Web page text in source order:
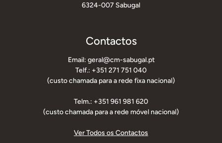
6324-007 Sabugal
Contactos
Email: geral@cm-sabugal.pt
Telf.: +351 271 751 040
(custo chamada para a rede fixa nacional)
Telm.: +351 961 981 620
(custo chamada para a rede móvel nacional)
Ver Todos os Contactos